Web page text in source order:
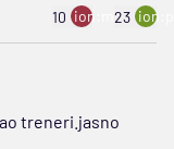
10 ion:minus
23
treneri.jasno